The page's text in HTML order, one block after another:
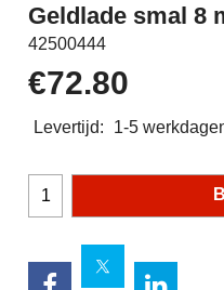
Geldlade smal 8
42500444
€72.80
Levertijd: 1-5